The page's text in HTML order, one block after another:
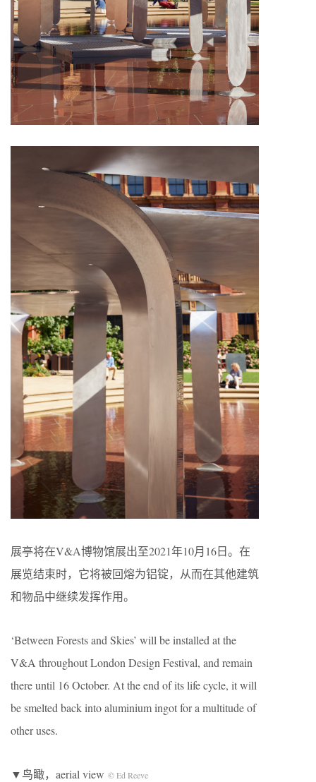
展亭将在V&A博物馆展出至2021年10月16日。在
展览结束时，它将被回熔为铝锭，从而在其他建筑
和物品中继续发挥作用。
‘Between Forests and Skies’ will be installed at the
V&A throughout London Design Festival, and remain
there until 16 October. At the end of its life cycle, it will
be smelted back into aluminium ingot for a multitude of
other uses.
▼鸟瞰，aerial view © Ed Reeve